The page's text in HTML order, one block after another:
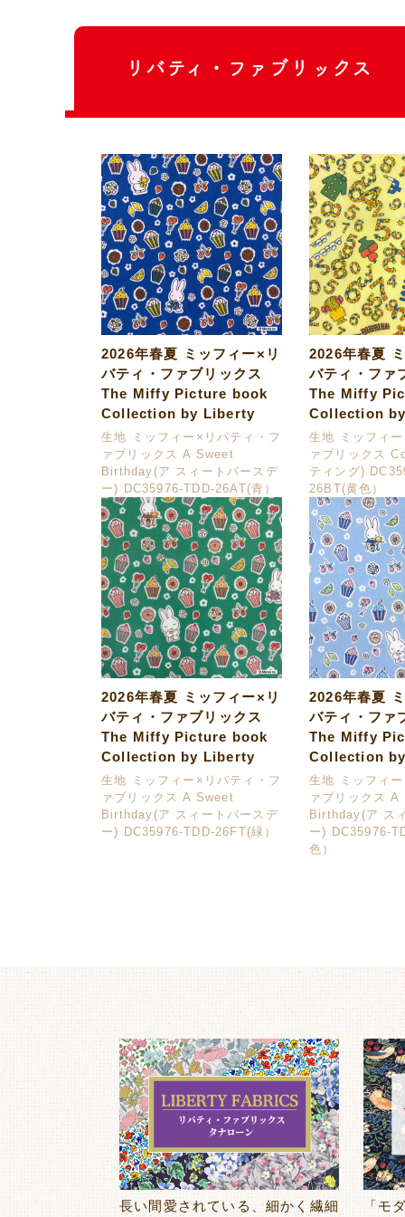
リバティ・ファブリックス
2026年春夏 ミッフィー×リ
バティ・ファブリックス
The Miffy Picture book
Collection by Liberty
生地 ミッフィー×リバティ・フ
ァブリックス A Sweet
Birthday(ア スィートバースデ
ー) DC35976-TDD-26AT(青）
2026年春夏
バティ・ファ
The Miffy
Collection
生地 ミッフィ
ァブリックス
ティング)
26BT(黄色）
2026年春夏 ミッフィー×リ
バティ・ファブリックス
The Miffy Picture book
Collection by Liberty
生地 ミッフィー×リバティ・フ
ァブリックス A Sweet
Birthday(ア スィートバースデ
ー) DC35976-TDD-26FT(緑）
2026年春夏
バティ・ファ
The Miffy
Collection
生地 ミッフィ
ァブリックス A
Birthday(ア ス
ー) DC35976-
色）
長い間愛されている、細かく繊細 「モ